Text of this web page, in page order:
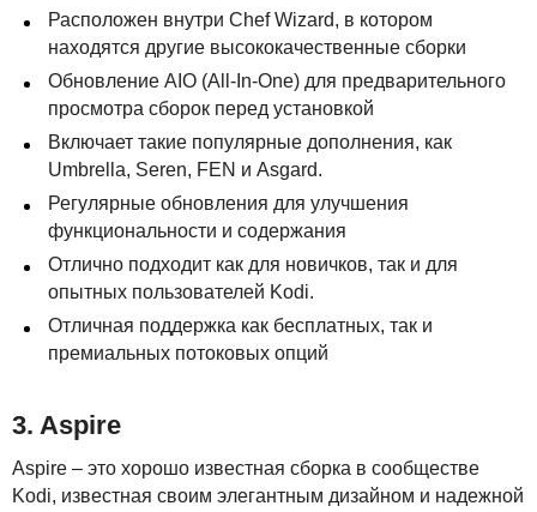
Расположен внутри Chef Wizard, в котором
находятся другие высококачественные сборки
Обновление AIO (All-In-One) для предварительного
просмотра сборок перед установкой
Включает такие популярные дополнения, как
Umbrella, Seren, FEN и Asgard.
Регулярные обновления для улучшения
функциональности и содержания
Отлично подходит как для новичков, так и для
опытных пользователей Kodi.
Отличная поддержка как бесплатных, так и
премиальных потоковых опций
3. Aspire
Aspire – это хорошо известная сборка в сообществе
Kodi, известная своим элегантным дизайном и надежной